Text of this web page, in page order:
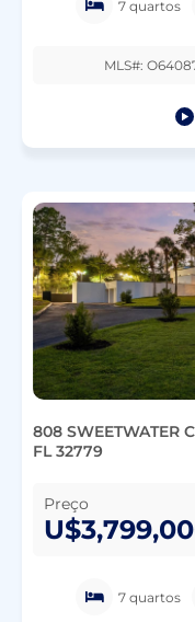
7 quartos
MLS#:
808 SWEETWATER
FL 32779
Preço
7 quartos